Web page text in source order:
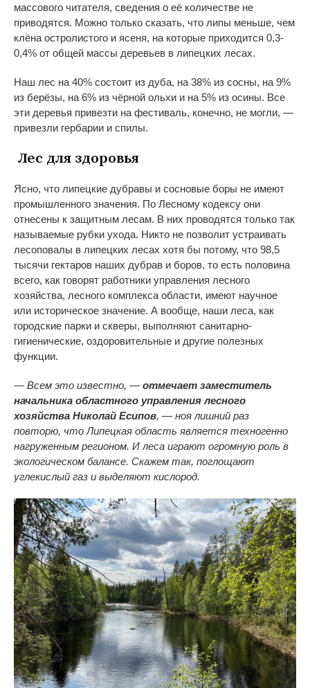
массового читателя, сведения о её количестве не
приводятся. Можно только сказать, что липы меньше, чем
клёна остролистого и ясеня, на которые приходится 0,3-
0,4% от общей массы деревьев в липецких лесах.
Наш лес на 40% состоит из дуба, на 38% из сосны, на 9%
из берёзы, на 6% из чёрной ольхи и на 5% из осины. Все
эти деревья привезти на фестиваль, конечно, не могли, —
привезли гербарии и спилы.
Лес для здоровья
Ясно, что липецкие дубравы и сосновые боры не имеют
промышленного значения. По Лесному кодексу они
отнесены к защитным лесам. В них проводятся только так
называемые рубки ухода. Никто не позволит устраивать
лесоповалы в липецких лесах хотя бы потому, что 98,5
тысячи гектаров наших дубрав и боров, то есть половина
всего, как говорят работники управления лесного
хозяйства, лесного комплекса области, имеют научное
или историческое значение. А вообще, наши леса, как
городские парки и скверы, выполняют санитарно-
гигиенические, оздоровительные и другие полезных
функции.
— Всем это известно, — отмечает заместитель
начальника областного управления лесного
хозяйства Николай Есипов, — ноя лишний раз
повторю, что Липецкая область является техногенно
нагруженным регионом. И леса играют огромную роль в
экологическом балансе. Скажем так, поглощают
углекислый газ и выделяют кислород.